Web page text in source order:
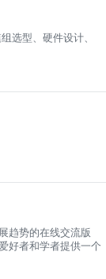
选型、硬件设计、
趋势的在线交流版
好者和学者提供一个